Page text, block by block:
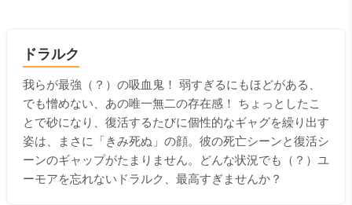
ドラルク
我らが最強（？）の吸血鬼！ 弱すぎるにもほどがある、
でも憎めない、あの唯一無二の存在感！ ちょっとしたこ
とで砂になり、復活するたびに個性的なギャグを繰り出す
姿は、まさに「きみ死ぬ」の顔。彼の死亡シーンと復活シ
ーンのギャップがたまりません。どんな状況でも（？）ユ
ーモアを忘れないドラルク、最高すぎませんか？